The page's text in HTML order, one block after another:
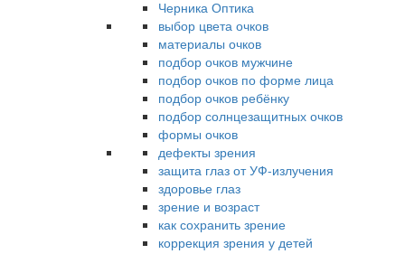
Черника Оптика
выбор цвета очков
материалы очков
подбор очков мужчине
подбор очков по форме лица
подбор очков ребёнку
подбор солнцезащитных очков
формы очков
дефекты зрения
защита глаз от УФ-излучения
здоровье глаз
зрение и возраст
как сохранить зрение
коррекция зрения у детей